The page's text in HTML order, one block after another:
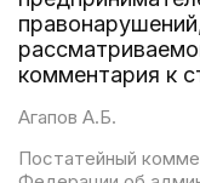
комментария к
Агапов А.Б.
Постатейный